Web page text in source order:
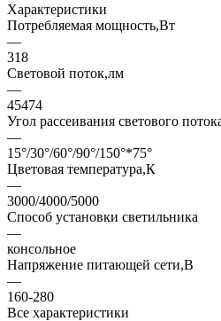
Характеристики
Потребляемая мощность,Вт
—
318
Световой поток,лм
—
45474
Угол рассеивания светового
—
15°/30°/60°/90°/150°*75°
Цветовая температура,К
—
3000/4000/5000
Способ установки светильника
—
консольное
Напряжение питающей сети,В
—
160-280
Все характеристики